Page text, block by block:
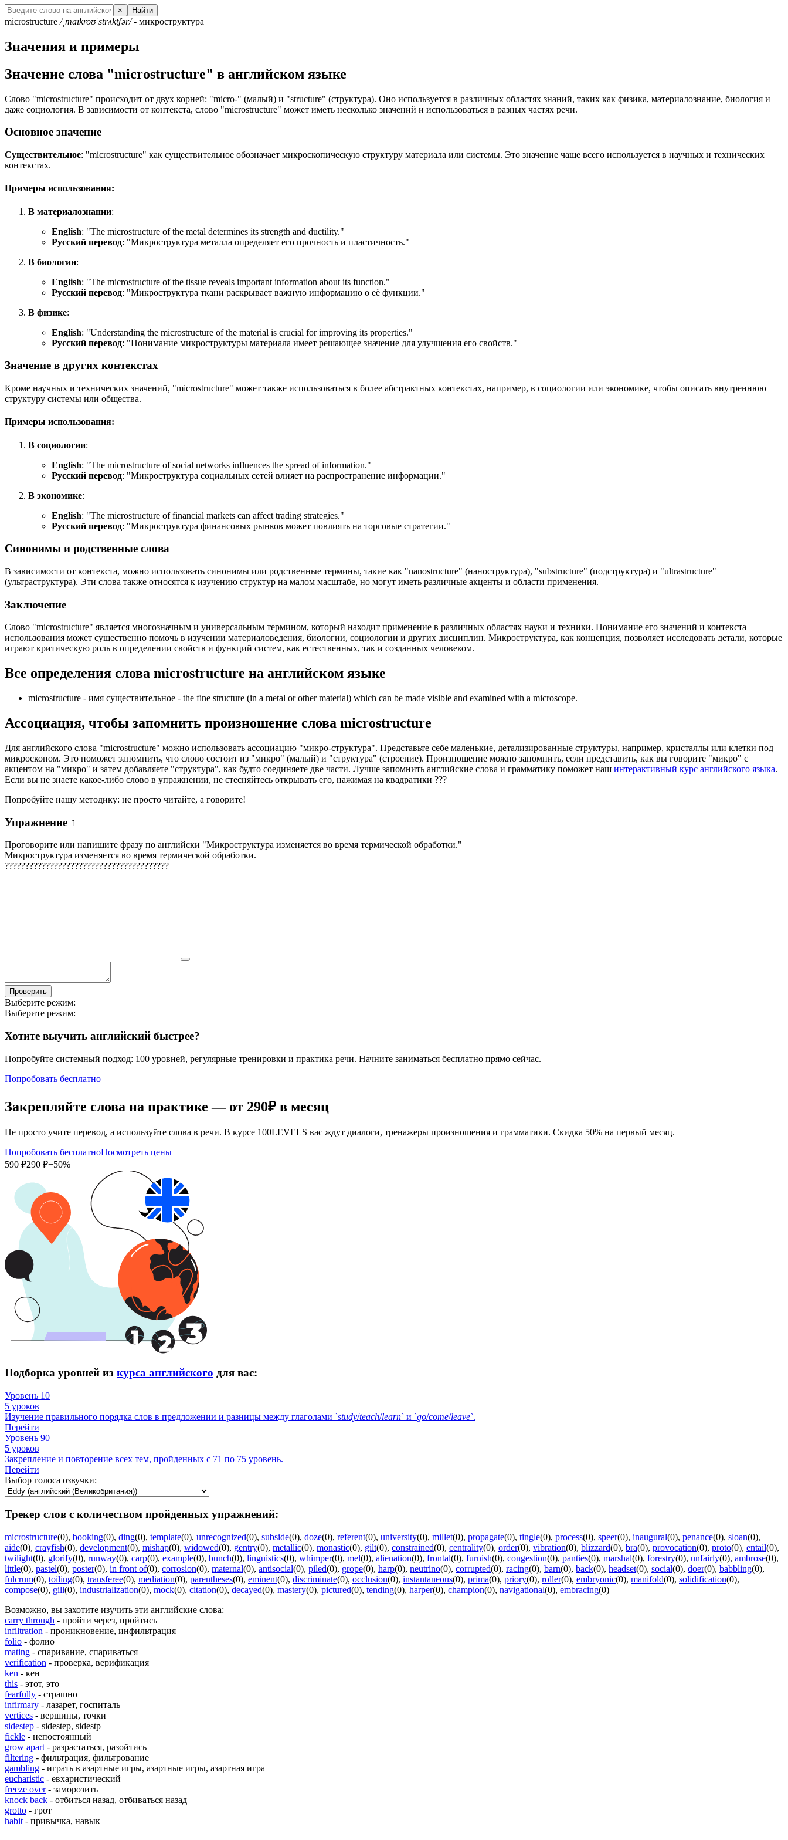
× Найти
microstructure /ˌmaɪkroʊˈstrʌktʃər/- микроструктура
Значения и примеры
Значение слова "microstructure" в английском языке
Слово "microstructure" происходит от двух корней: "micro-" (малый) и "structure" (структура). Оно используется в различных областях знаний, таких как физика, материалознание, биология и
даже социология. В зависимости от контекста, слово "microstructure" может иметь несколько значений и использоваться в разных частях речи.
Основное значение
Существительное: "microstructure" как существительное обозначает микроскопическую структуру материала или системы. Это значение чаще всего используется в научных и технических
контекстах.
Примеры использования:
В материалознании:
English: "The microstructure of the metal determines its strength and ductility."
Русский перевод: "Микроструктура металла определяет его прочность и пластичность."
В биологии:
English: "The microstructure of the tissue reveals important information about its function."
Русский перевод: "Микроструктура ткани раскрывает важную информацию о её функции."
В физике:
English: "Understanding the microstructure of the material is crucial for improving its properties."
Русский перевод: "Понимание микроструктуры материала имеет решающее значение для улучшения его свойств."
Значение в других контекстах
Кроме научных и технических значений, "microstructure" может также использоваться в более абстрактных контекстах, например, в социологии или экономике, чтобы описать внутреннюю
структуру системы или общества.
Примеры использования:
В социологии:
English: "The microstructure of social networks influences the spread of information."
Русский перевод: "Микроструктура социальных сетей влияет на распространение информации."
В экономике:
English: "The microstructure of financial markets can affect trading strategies."
Русский перевод: "Микроструктура финансовых рынков может повлиять на торговые стратегии."
Синонимы и родственные слова
В зависимости от контекста, можно использовать синонимы или родственные термины, такие как "nanostructure" (наноструктура), "substructure" (подструктура) и "ultrastructure"
(ультраструктура). Эти слова также относятся к изучению структур на малом масштабе, но могут иметь различные акценты и области применения.
Заключение
Слово "microstructure" является многозначным и универсальным термином, который находит применение в различных областях науки и техники. Понимание его значений и контекста
использования может существенно помочь в изучении материаловедения, биологии, социологии и других дисциплин. Микроструктура, как концепция, позволяет исследовать детали, которые
играют критическую роль в определении свойств и функций систем, как естественных, так и созданных человеком.
Все определения слова microstructure на английском языке
microstructure - имя существительное - the fine structure (in a metal or other material) which can be made visible and examined with a microscope.
Ассоциация, чтобы запомнить произношение слова microstructure
Для английского слова "microstructure" можно использовать ассоциацию "микро-структура". Представьте себе маленькие, детализированные структуры, например, кристаллы или клетки под
микроскопом. Это поможет запомнить, что слово состоит из "микро" (малый) и "структура" (строение). Произношение можно запомнить, если представить, как вы говорите "микро" с
акцентом на "микро" и затем добавляете "структура", как будто соединяете две части. Лучше запомнить английские слова и грамматику поможет наш интерактивный курс английского языка.
Если вы не знаете какое-либо слово в упражнении, не стесняйтесь открывать его, нажимая на квадратики ???
Попробуйте нашу методику: не просто читайте, а говорите!
Упражнение ↑
Проговорите или напишите фразу по английски "Микроструктура изменяется во время термической обработки."
Микроструктура изменяется во время термической обработки.
????????????????????????????????????????
Проверить
Выберите режим:
Выберите режим:
Хотите выучить английский быстрее?
Попробуйте системный подход: 100 уровней, регулярные тренировки и практика речи. Начните заниматься бесплатно прямо сейчас.
Попробовать бесплатно
Закрепляйте слова на практике — от 290₽ в месяц
Не просто учите перевод, а используйте слова в речи. В курсе 100LEVELS вас ждут диалоги, тренажеры произношения и грамматики. Скидка 50% на первый месяц.
Попробовать бесплатноПосмотреть цены
590 ₽290 ₽−50%
Подборка уровней из курса английского для вас:
Уровень 10
5 уроков
Изучение правильного порядка слов в предложении и разницы между глаголами `study/teach/learn` и `go/come/leave`.
Перейти
Уровень 90
5 уроков
Закрепление и повторение всех тем, пройденных с 71 по 75 уровень.
Перейти
Выбор голоса озвучки:
Трекер слов с количеством пройденных упражнений:
microstructure(0), booking(0), ding(0), template(0), unrecognized(0), subside(0), doze(0), referent(0), university(0), millet(0), propagate(0), tingle(0), process(0), speer(0), inaugural(0), penance(0), sloan(0),
aide(0), crayfish(0), development(0), mishap(0), widowed(0), gentry(0), metallic(0), monastic(0), gilt(0), constrained(0), centrality(0), order(0), vibration(0), blizzard(0), bra(0), provocation(0), proto(0), entail(0),
twilight(0), glorify(0), runway(0), carp(0), example(0), bunch(0), linguistics(0), whimper(0), mel(0), alienation(0), frontal(0), furnish(0), congestion(0), panties(0), marshal(0), forestry(0), unfairly(0), ambrose(0),
little(0), pastel(0), poster(0), in front of(0), corrosion(0), maternal(0), antisocial(0), piled(0), grope(0), harp(0), neutrino(0), corrupted(0), racing(0), barn(0), back(0), headset(0), social(0), doer(0), babbling(0),
fulcrum(0), toiling(0), transferee(0), mediation(0), parentheses(0), eminent(0), discriminate(0), occlusion(0), instantaneous(0), prima(0), priory(0), roller(0), embryonic(0), manifold(0), solidification(0),
compose(0), gill(0), industrialization(0), mock(0), citation(0), decayed(0), mastery(0), pictured(0), tending(0), harper(0), champion(0), navigational(0), embracing(0)
Возможно, вы захотите изучить эти английские слова:
carry through - пройти через, пройтись
infiltration - проникновение, инфильтрация
folio - фолио
mating - спаривание, спариваться
verification - проверка, верификация
ken - кен
this - этот, это
fearfully - страшно
infirmary - лазарет, госпиталь
vertices - вершины, точки
sidestep - sidestep, sidestp
fickle - непостоянный
grow apart - разрастаться, разойтись
filtering - фильтрация, фильтрование
gambling - играть в азартные игры, азартные игры, азартная игра
eucharistic - евхаристический
freeze over- заморозить
knock back - отбиться назад, отбиваться назад
grotto - грот
habit - привычка, навык